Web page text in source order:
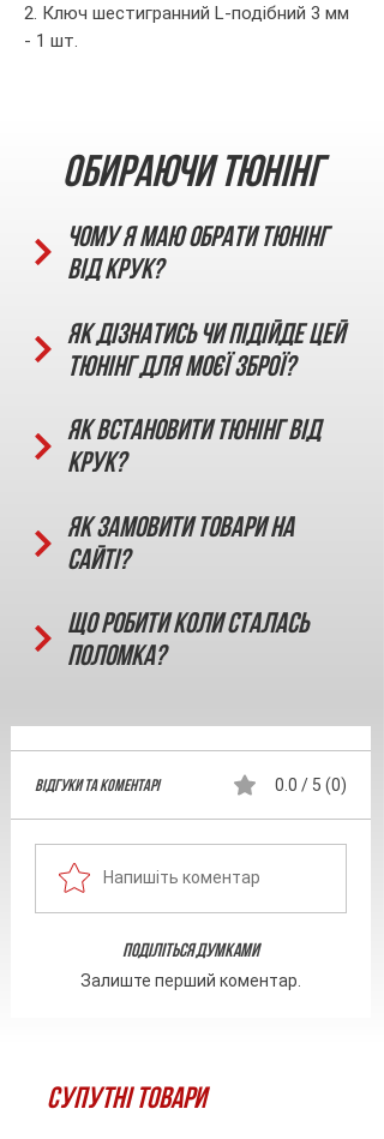
2. Ключ шестигранний L-подібний 3 мм
- 1 шт.
Обираючи тюнінг
Чому я маю обрати тюнінг
від КРУК?
Як дізнатись чи підійде цей
тюнінг для моєї зброї?
Як встановити тюнінг від
КРУК?
Як замовити товари на
сайті?
Що робити коли сталась
поломка?
Відгуки та Коментарі 0.0 / 5 (0)
Напишіть коментар
Поділіться думками
Залиште перший коментар.
Супутні товари